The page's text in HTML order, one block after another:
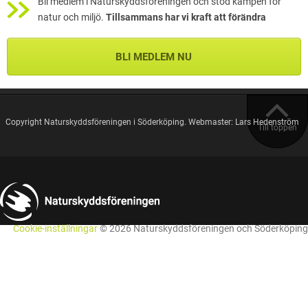
natur och miljö. Tillsammans har vi kraft att förändra
BLI MEDLEM NU
Till toppen
Copyright Naturskyddsföreningen i Söderköping. Webmaster: Lars Hedenström
Cookie-inställningar© 2026 Naturskyddsföreningen och Söderköping